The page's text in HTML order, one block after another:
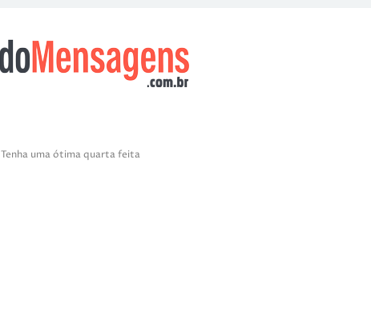
Tenha uma ótima quarta feita